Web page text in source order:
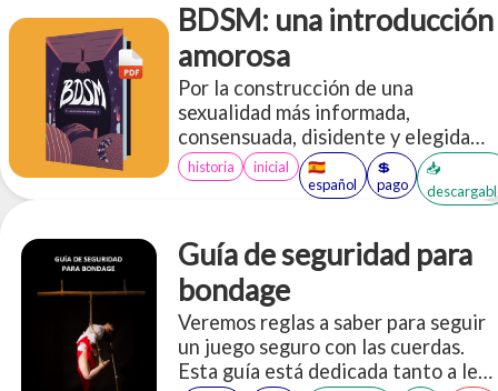
BDSM: una introducción
amorosa
Por la construcción de una
sexualidad más informada,
consensuada, disidente y elegida
libremente. Versión ilustrada.
historia inicial
🇪🇸
español
💲
pago
📥
Guía de seguridad para
bondage
Veremos reglas a saber para seguir
un juego seguro con las cuerdas.
Esta guía está dedicada tanto a le